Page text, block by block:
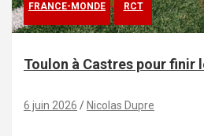
FRANCE-MONDE RCT
Toulon à Castres pour finir
6 juin 2026 Nicolas Dupre